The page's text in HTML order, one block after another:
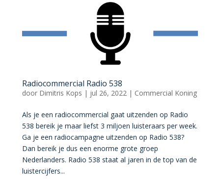
Radiocommercial Radio 538
door Dimitris Kops | jul 26, 2022| Commercial Koning
Als je een radiocommercial gaat uitzenden op Radio
538 bereik je maar liefst 3 miljoen luisteraars per week.
Ga je een radiocampagne uitzenden op Radio 538?
Dan bereik je dus een enorme grote groep
Nederlanders. Radio 538 staat al jaren in de top van de
luistercijfers...